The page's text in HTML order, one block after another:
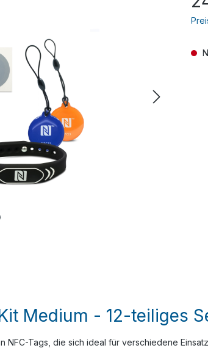
Medium - 12-teiliges
NFC-Tags, die sich ideal für verschiedene